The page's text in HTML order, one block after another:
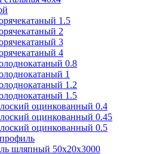
1.5
2
3
4
0.8
1
1.2
1.5
оцинкованный 0.4
оцинкованный 0.45
оцинкованный 0.5
шляпный 50х20х3000